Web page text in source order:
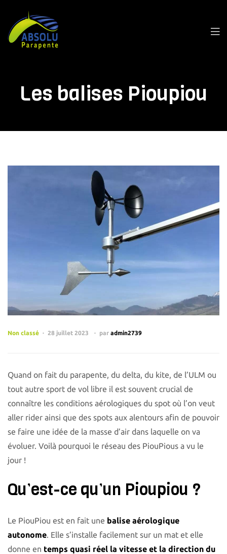
Les balises Pioupiou
Non classé 28 juillet 2023 par admin2739
Quand on fait du parapente, du delta, du kite, de l’ULM ou
tout autre sport de vol libre il est souvent crucial de
connaître les conditions aérologiques du spot où l’on veut
aller rider ainsi que des spots aux alentours afin de pouvoir
se faire une idée de la masse d’air dans laquelle on va
évoluer. Voilà pourquoi le réseau des PiouPious a vu le
jour !
Qu’est-ce qu’un Pioupiou ?
Le PiouPiou est en fait une balise aérologique
autonome. Elle s’installe facilement sur un mat et elle
donne en temps quasi réel la vitesse et la direction du